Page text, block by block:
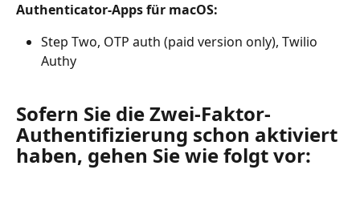
Authenticator-Apps für macOS:
Step Two, OTP auth (paid version only), Twilio
Authy
Sofern Sie die Zwei-Faktor-
Authentifizierung schon aktiviert
haben, gehen Sie wie folgt vor: